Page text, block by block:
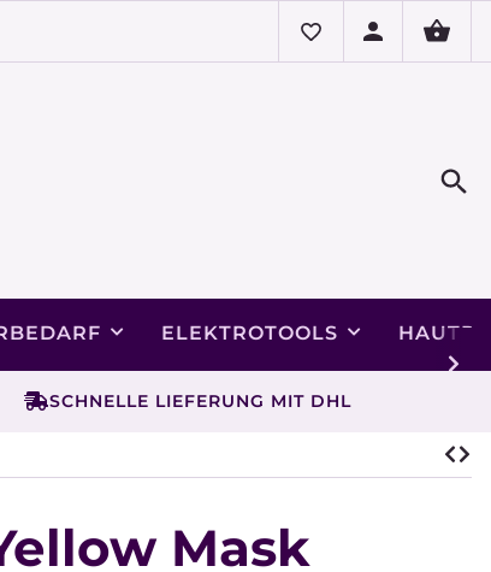
ELEKTROTOOLS
SCHNELLE LIEFERUNG MIT DHL
Mask